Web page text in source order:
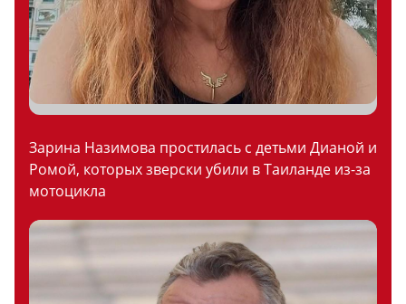
Зарина Назимова простилась с детьми Дианой и
Ромой, которых зверски убили в Таиланде из-за
мотоцикла